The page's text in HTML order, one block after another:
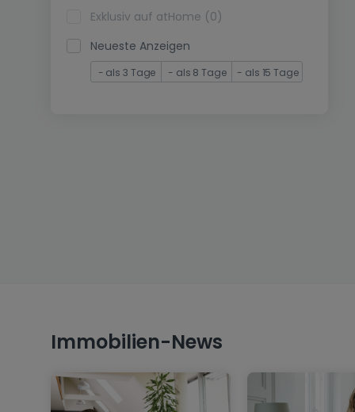
Exklusiv auf atHome (0)
Neueste Anzeigen
- als 3 Tage - als 8 Tage - als 15 Tage
Immobilien-News